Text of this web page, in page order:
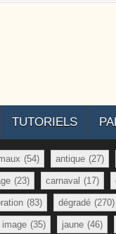
TUTORIELS
(54) antique (27)
(23) carnaval (17)
(83) dégradé (270)
image (35) jaune (46)